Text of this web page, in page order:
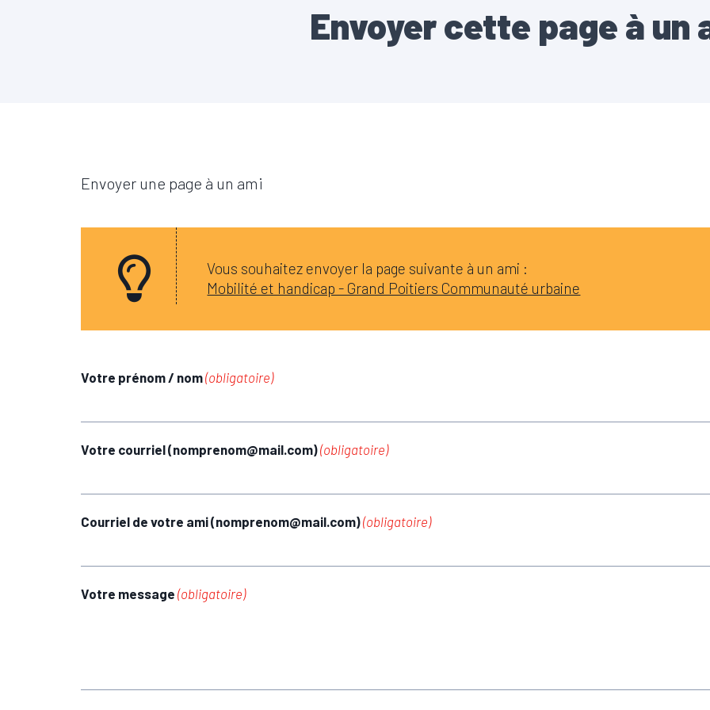
Envoyer cette page à un
Envoyer une page à un ami
Vous souhaitez envoyer la page suivante à un ami :
Mobilité et handicap - Grand Poitiers Communauté urbaine
Votre prénom / nom(obligatoire)
Votre courriel (nomprenom@mail.com)(obligatoire)
Courriel de votre ami (nomprenom@mail.com)(obligatoire)
Votre message (obligatoire)